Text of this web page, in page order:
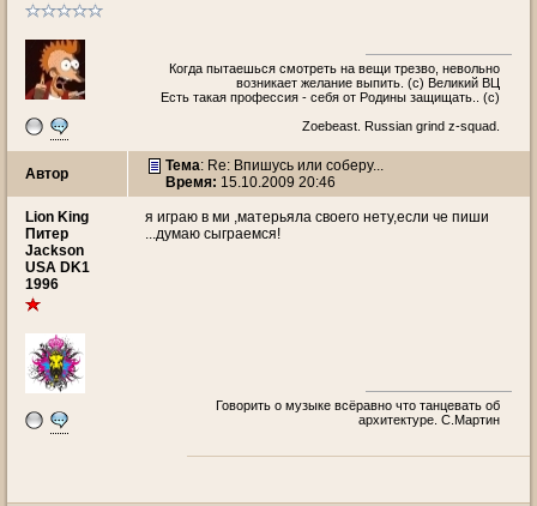
Когда пытаешься смотреть на вещи трезво, невольно
возникает желание выпить. (с) Великий ВЦ
Есть такая профессия - себя от Родины защищать.. (c)
Zoebeast. Russian grind z-squad.
Автор Тема: Re: Впишусь или соберу...
Время: 15.10.2009 20:46
Lion King
Питер
Jackson
USA DK1
1996
я играю в ми ,матерьяла своего нету,если че пиши
...думаю сыграемся!
Говорить о музыке всёравно что танцевать об
архитектуре. С.Мартин